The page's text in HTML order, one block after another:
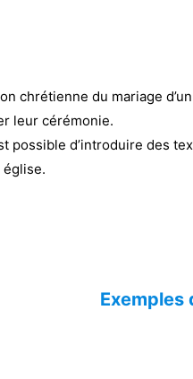
chrétienne du mariage
leur cérémonie.
possible d’introduire des
Exemples